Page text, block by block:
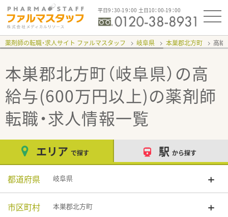
平日9：30-19：00 土日10：00-19：00
薬剤師の転職・求人サイト ファルマスタッフ 岐阜県 本巣郡北方町 高給
本巣郡北方町（岐阜県）の高
給与(600万円以上)の薬剤師
転職・求人情報一覧
エリア で探す 駅 から探す
都道府県 岐阜県
市区町村 本巣郡北方町